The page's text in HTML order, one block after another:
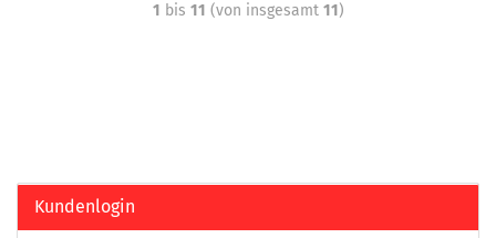
1 bis 11 (von insgesamt 11)
Kundenlogin